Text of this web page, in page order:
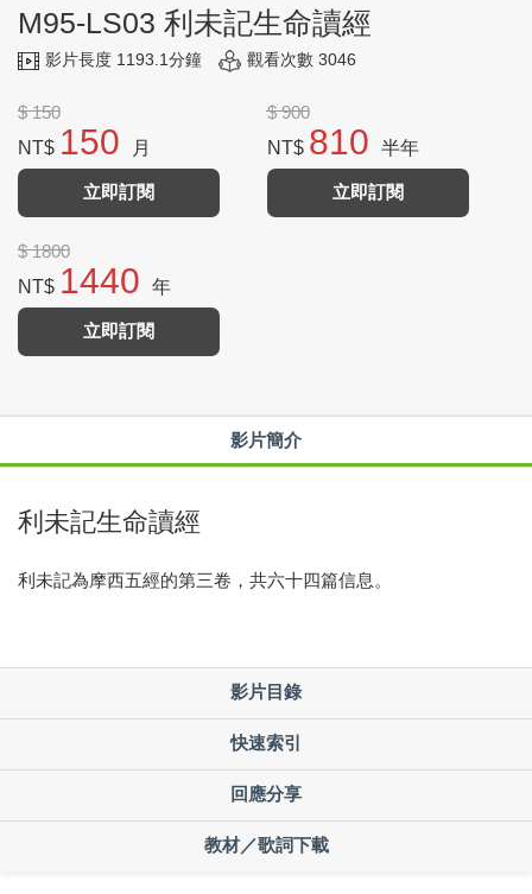
M95-LS03 利未記生命讀經
影片長度 1193.1分鐘 觀看次數 3046
$ 150
NT$ 150 月
立即訂閱
$ 900
NT$ 810 半年
立即訂閱
$ 1800
NT$ 1440 年
立即訂閱
影片簡介
利未記生命讀經
利未記為摩西五經的第三卷，共六十四篇信息。
影片目錄
快速索引
回應分享
教材／歌詞下載